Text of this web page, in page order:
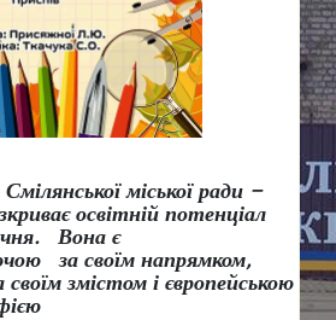
міської ради –
освітній потенціал
Вона є
за своїм напрямком,
змістом і європейською